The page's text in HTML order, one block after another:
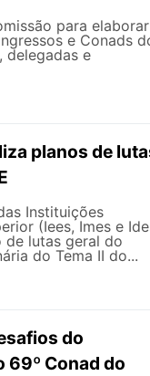
para elaborar
e Conads
delegadas e
planos de
Instituições
(Iees, Imes e
de lutas geral do
do Tema II do...
do
69º Conad do